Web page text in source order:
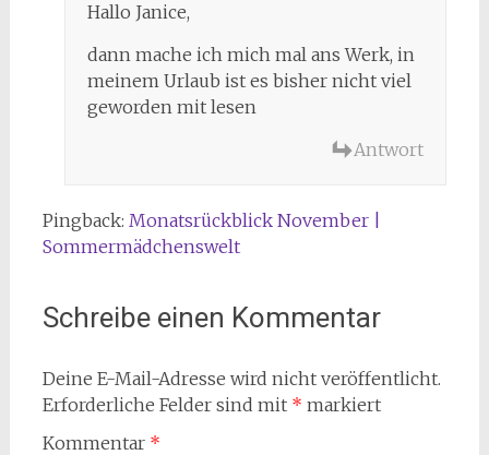
Hallo Janice,
dann mache ich mich mal ans Werk, in
meinem Urlaub ist es bisher nicht viel
geworden mit lesen
Antwort
Pingback: Monatsrückblick November |
Sommermädchenswelt
Schreibe einen Kommentar
Deine E-Mail-Adresse wird nicht veröffentlicht.
Erforderliche Felder sind mit * markiert
Kommentar *